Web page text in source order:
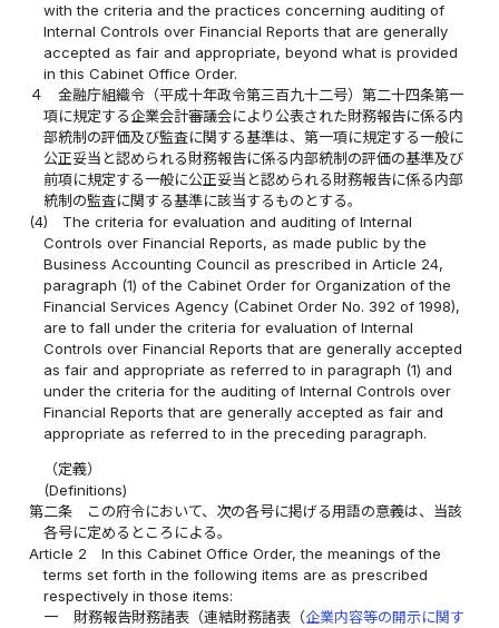
with the criteria and the practices concerning auditing of
Internal Controls over Financial Reports that are generally
accepted as fair and appropriate, beyond what is provided
in this Cabinet Office Order.
４
金融庁組織令（平成十年政令第三百九十二号）第二十四条第一
項に規定する企業会計審議会により公表された財務報告に係る内
部統制の評価及び監査に関する基準は、第一項に規定する一般に
公正妥当と認められる財務報告に係る内部統制の評価の基準及び
前項に規定する一般に公正妥当と認められる財務報告に係る内部
統制の監査に関する基準に該当するものとする。
(4)
The criteria for evaluation and auditing of Internal
Controls over Financial Reports, as made public by the
Business Accounting Council as prescribed in Article 24,
paragraph (1) of the Cabinet Order for Organization of the
Financial Services Agency (Cabinet Order No. 392 of 1998),
are to fall under the criteria for evaluation of Internal
Controls over Financial Reports that are generally accepted
as fair and appropriate as referred to in paragraph (1) and
under the criteria for the auditing of Internal Controls over
Financial Reports that are generally accepted as fair and
appropriate as referred to in the preceding paragraph.
（定義）
(Definitions)
第二条
この府令において、次の各号に掲げる用語の意義は、当該
各号に定めるところによる。
Article 2
In this Cabinet Office Order, the meanings of the
terms set forth in the following items are as prescribed
respectively in those items:
一
財務報告財務諸表（連結財務諸表（企業内容等の開示に関す